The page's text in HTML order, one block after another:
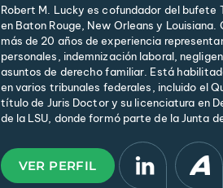
Robert M. Lucky es cofundador del bufete
en Baton Rouge, New Orleans y
más de 20 años de experiencia
personales, indemnización laboral,
asuntos de derecho familiar. Está
en varios tribunales federales, incluido el
título de Juris Doctor y su licenciatura en
de la LSU, donde formó parte de la Junta
VER PERFIL